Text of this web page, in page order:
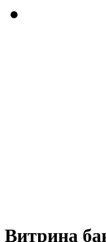
Витрина